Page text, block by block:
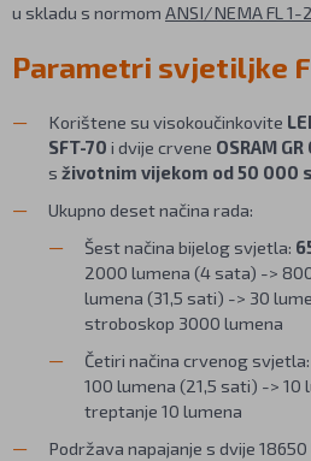
u skladu s normom ANSI/NEMA FL 1-
Parametri svjetiljke
Korištene su visokoučinkovite
SFT-70 i dvije crvene OSRAM
s životnim vijekom od 50 000
Ukupno deset načina rada:
Šest načina bijelog svjetla:
2000 lumena (4 sata) ->
lumena (31,5 sati) -> 30
stroboskop 3000 lumena
Četiri načina crvenog
100 lumena (21,5 sati) -> 10
treptanje 10 lumena
Podržava napajanje s dvije